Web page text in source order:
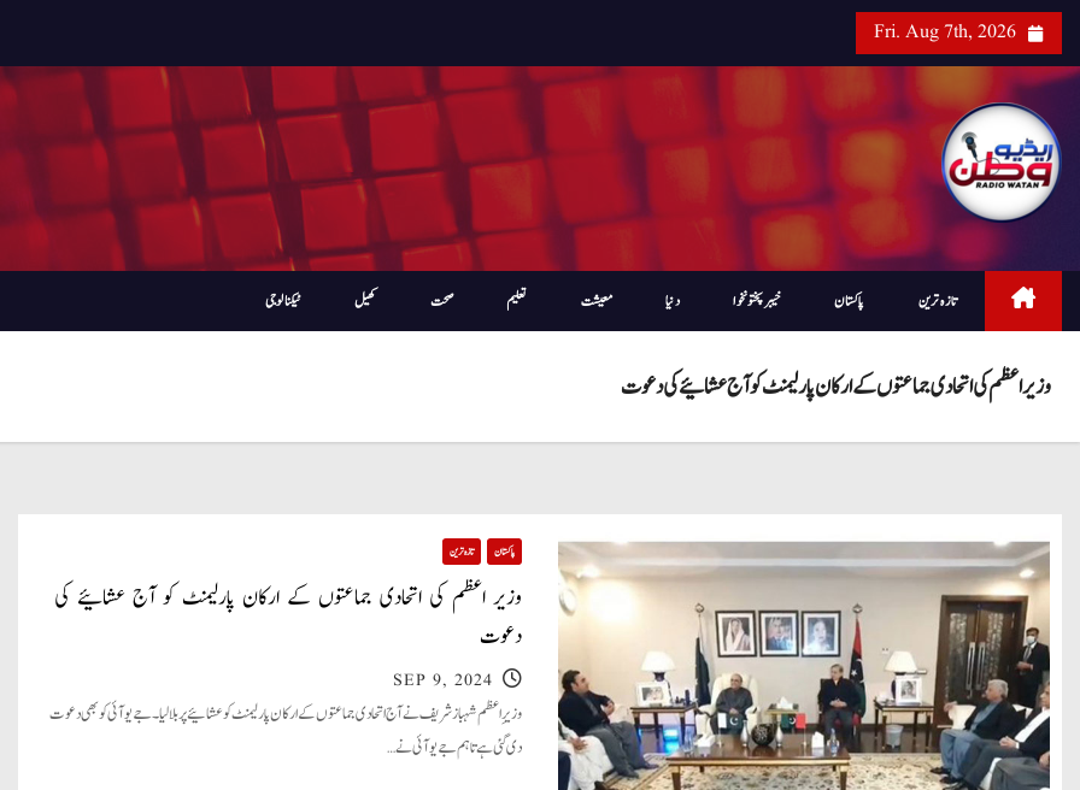
i
Fri. Aug 7th, 2026
تازہ ترین پاکستان خیبرپختونخوا دنیا معیشت تعلیم صحت کھیل ٹیکنالوجی
وزیر اعظم کی اتحادی جماعتوں کے ارکان پارلیمنٹ کو آج عشائیے کی دعوت
پاکستان تازہ ترین
وزیر اعظم کی اتحادی جماعتوں کے ارکان پارلیمنٹ کو آج عشائیے کی
دعوت
SEP 9, 2024
وزیرِ اعظم شہباز شریف نے آج اتحادی جماعتوں کے ارکان پارلیمنٹ کو عشائیے پر بلا لیا۔ جے یو آئی کو بھی دعوت
دی گئی ہے تاہم جے یو آئی نے…